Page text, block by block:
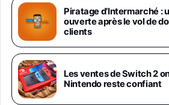
Android 5G avec Galaxy AI,
Chargeur Secteur Rapide
Smartphone déverrouillé,
1019€
Galaxy S26 Ultra 512 Go
1019€1399€ Fnac (Vendeur Tiers)
Piratage d’Intermarché :
ouverte après le vol de
clients
Les ventes de Switch 2
Nintendo reste confiant